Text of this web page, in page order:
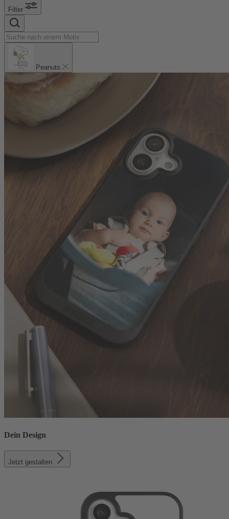
Filter
Peanuts
Dein Design
Jetzt gestalten